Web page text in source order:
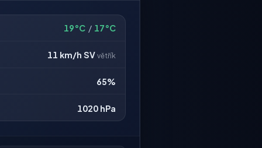
19°C / 17°C
11 km/h SV větřík
65%
1020 hPa